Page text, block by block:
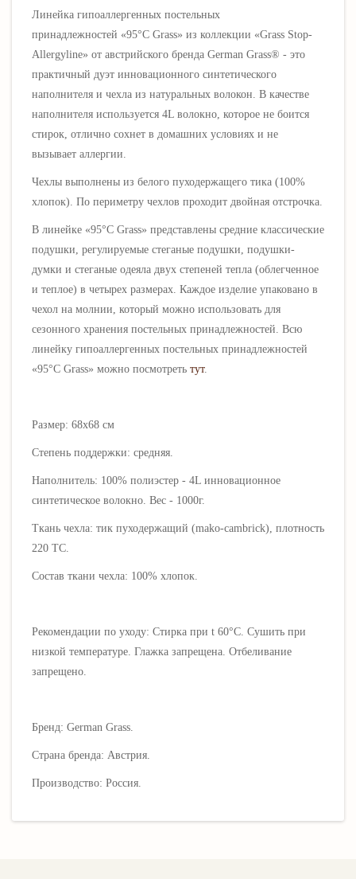
Линейка гипоаллергенных постельных
принадлежностей «95°C Grass» из коллекции «Grass Stop-
Allergyline» от австрийского бренда German Grass® - это
практичный дуэт инновационного синтетического
наполнителя и чехла из натуральных волокон. В качестве
наполнителя используется 4L волокно, которое не боится
стирок, отлично сохнет в домашних условиях и не
вызывает аллергии.
Чехлы выполнены из белого пуходержащего тика (100%
хлопок). По периметру чехлов проходит двойная отстрочка.
В линейке «95°C Grass» представлены средние классические
подушки, регулируемые стеганые подушки, подушки-
думки и стеганые одеяла двух степеней тепла (облегченное
и теплое) в четырех размерах. Каждое изделие упаковано в
чехол на молнии, который можно использовать для
сезонного хранения постельных принадлежностей. Всю
линейку гипоаллергенных постельных принадлежностей
«95°C Grass» можно посмотреть тут.
Размер: 68х68 см
Степень поддержки: средняя.
Наполнитель: 100% полиэстер - 4L инновационное
синтетическое волокно. Вес - 1000г.
Ткань чехла: тик пуходержащий (mako-cambrick), плотность
220 ТС.
Состав ткани чехла: 100% хлопок.
Рекомендации по уходу: Стирка при t 60°C. Сушить при
низкой температуре. Глажка запрещена. Отбеливание
запрещено.
Бренд: German Grass.
Страна бренда: Австрия.
Производство: Россия.